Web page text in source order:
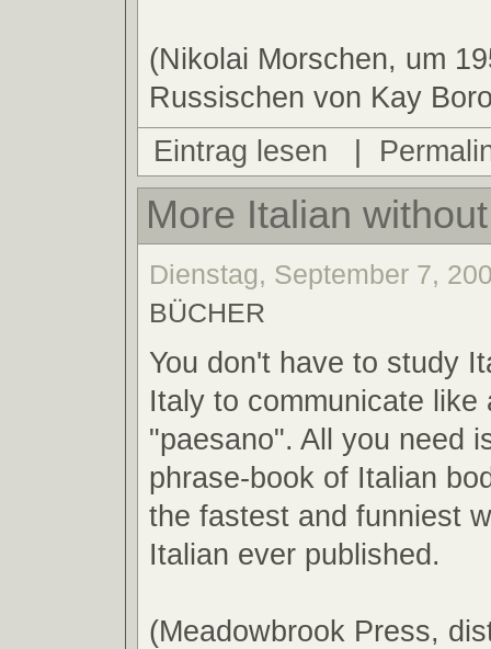
(Nikolai Morschen, um
Russischen von Kay
Eintrag lesen
|
More Italian
Dienstag, September 7,
BÜCHER
You don't have to study
Italy to communicate like
"paesano". All you need
phrase-book of Italian
the fastest and funniest
Italian ever published.
(Meadowbrook Press,